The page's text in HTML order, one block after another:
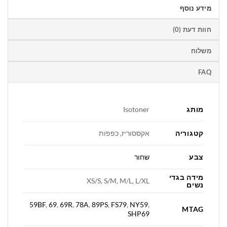
מידע נוסף
חוות דעת (0)
משלוח
FAQ
מותג Isotoner
קטגוריה אקססוריז, כפפות
צבע שחור
מידה בגדי
נשים
XS/S, S/M, M/L, L/XL
MTAG
59BF, 69, 69R, 78A, 89PS, FS79, NY59,
SHP69